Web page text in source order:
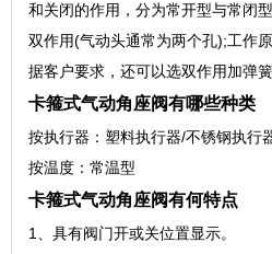
和关闭的作用，分为常开型与常闭型
双作用(气动头通常为两个孔);工作
据客户要求，还可以选双作用加弹
卡箍式气动角座阀有哪些种类
按执行器：塑料执行器/不锈钢执行
按温度：常温型
卡箍式气动角座阀有何特点
1、具有阀门开或关位置显示。